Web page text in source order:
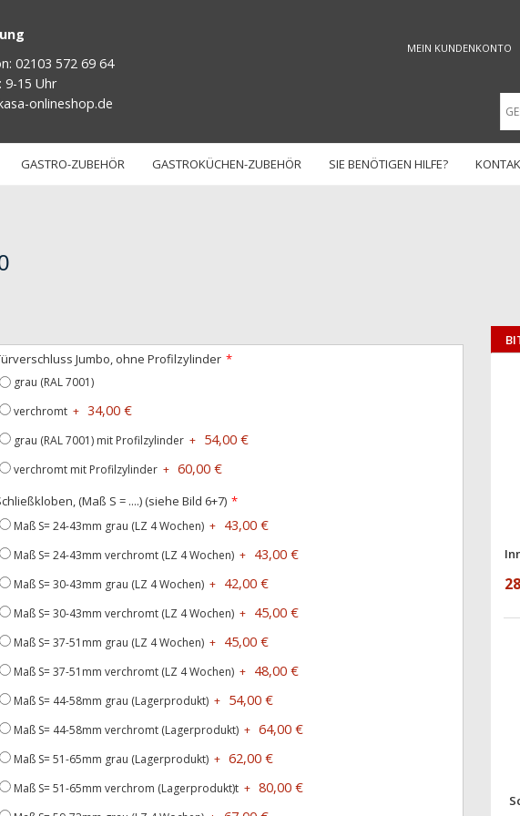
02103 572 69 64
9-15 Uhr
onlineshop.de
MEIN KUNDENKONTO
GASTRO-ZUBEHÖR GASTROKÜCHEN-ZUBEHÖR SIE BENÖTIGEN HILFE?
Jumbo, ohne Profilzylinder
grau (RAL 7001)
verchromt + 34,00 €
grau (RAL 7001) mit Profilzylinder + 54,00 €
verchromt mit Profilzylinder + 60,00 €
(Maß S = ....) (siehe Bild 6+7)
Maß S= 24-43mm grau (LZ 4 Wochen) + 43,00 €
Maß S= 24-43mm verchromt (LZ 4 Wochen) + 43,00 €
Maß S= 30-43mm grau (LZ 4 Wochen) + 42,00 €
Maß S= 30-43mm verchromt (LZ 4 Wochen) + 45,00 €
Maß S= 37-51mm grau (LZ 4 Wochen) + 45,00 €
Maß S= 37-51mm verchromt (LZ 4 Wochen) + 48,00 €
Maß S= 44-58mm grau (Lagerprodukt) + 54,00 €
Maß S= 44-58mm verchromt (Lagerprodukt) + 64,00 €
Maß S= 51-65mm grau (Lagerprodukt) + 62,00 €
Maß S= 51-65mm verchrom (Lagerprodukt)t + 80,00 €